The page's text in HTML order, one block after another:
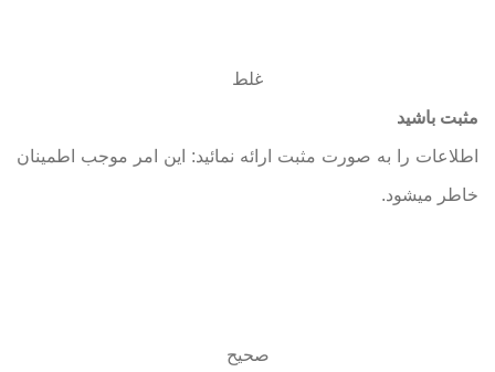
غلط
مثبت باشید
اطلاعات را به صورت مثبت ارائه نمائید: این امر موجب اطمینان
خاطر میشود.
صحیح